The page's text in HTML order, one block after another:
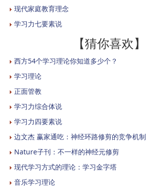
现代家庭教育理念
学习力七要素说
【猜你喜欢】
西方54个学习理论你知道多少个？
学习理论
正面管教
学习力综合体说
学习力四要素说
边文杰 赢家通吃：神经环路修剪的竞争机制
Nature子刊：不一样的神经元修剪
现代学习方式的理论：学习金字塔
音乐学习理论